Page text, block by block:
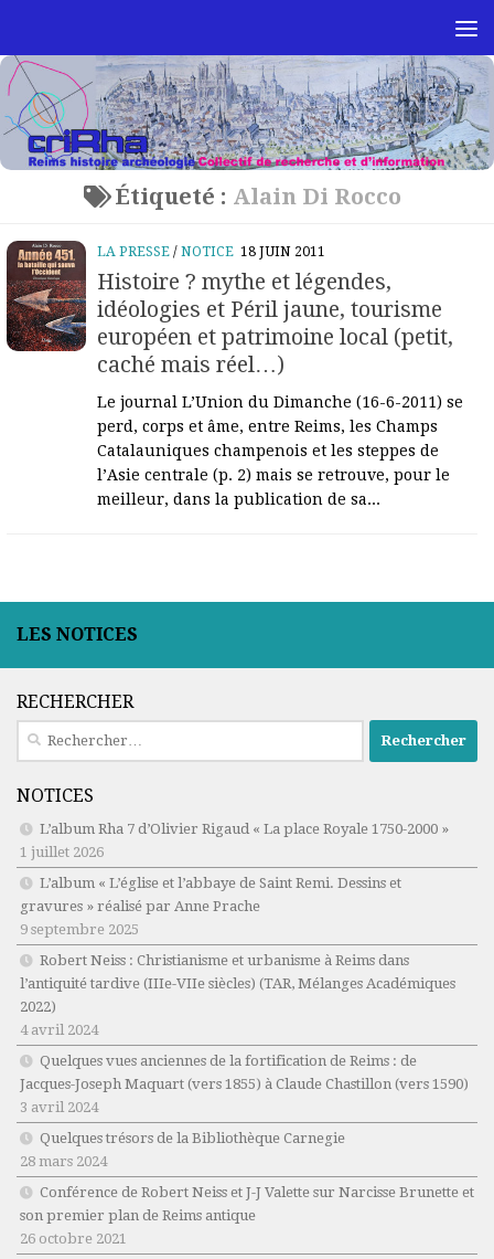
Étiqueté : Alain Di Rocco
LA PRESSE /NOTICE 18 JUIN 2011
Histoire ? mythe et légendes,
idéologies et Péril jaune, tourisme
européen et patrimoine local (petit,
caché mais réel…)
Le journal L’Union du Dimanche (16-6-2011) se
perd, corps et âme, entre Reims, les Champs
Catalauniques champenois et les steppes de
l’Asie centrale (p. 2) mais se retrouve, pour le
meilleur, dans la publication de sa...
LES NOTICES
RECHERCHER
Rechercher :
NOTICES
L’album Rha 7 d’Olivier Rigaud « La place Royale 1750-2000 »
1 juillet 2026
L’album « L’église et l’abbaye de Saint Remi. Dessins et
gravures » réalisé par Anne Prache
9 septembre 2025
Robert Neiss : Christianisme et urbanisme à Reims dans
l’antiquité tardive (IIIe-VIIe siècles) (TAR, Mélanges Académiques
2022)
4 avril 2024
Quelques vues anciennes de la fortification de Reims : de
Jacques-Joseph Maquart (vers 1855) à Claude Chastillon (vers 1590)
3 avril 2024
Quelques trésors de la Bibliothèque Carnegie
28 mars 2024
Conférence de Robert Neiss et J-J Valette sur Narcisse Brunette et
son premier plan de Reims antique
26 octobre 2021